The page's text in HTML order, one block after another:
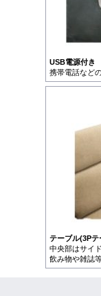
USB電源付き
携帯電話など
テーブル(3P
中央部はサイ
飲み物や雑誌